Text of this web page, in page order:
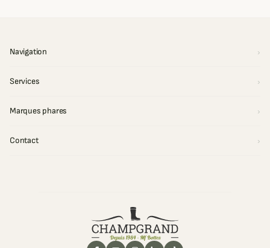
Navigation
Services
Marques phares
Contact